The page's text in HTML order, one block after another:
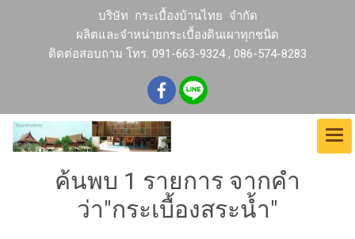
บริษัท กระเบื้องบ้านไทย จำกัด
ผลิตและจำหน่ายกระเบื้องดินเผาทุกชนิด
ติดต่อสอบถาม โทร. 091-663-9324 , 086-574-8283
ค้นพบ 1 รายการ จากคำ
ว่า"กระเบื้องสระน้ำ"